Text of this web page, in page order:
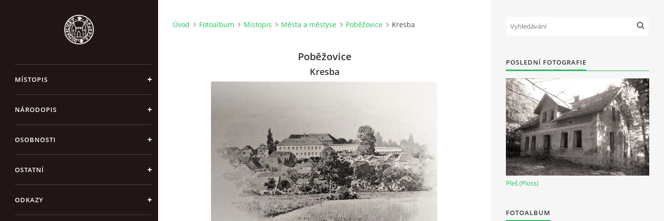
MÍSTOPIS
NÁRODOPIS
OSOBNOSTI
OSTATNÍ
ODKAZY
Úvod Fotoalbum Místopis Města a městyse Poběžovice Kresba
Poběžovice
Kresba
POSLEDNÍ FOTOGRAFIE
Pleš (Ploss)
FOTOALBUM